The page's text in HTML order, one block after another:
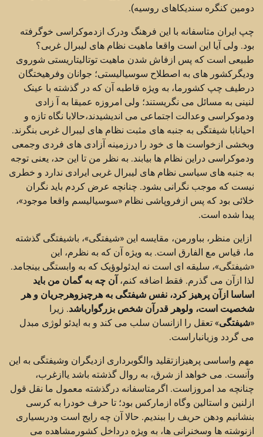
دومین کنگره سندیکاهای روسیه).
چپ ایران متاسفانه با این فرهنگ ودرک ازدموکراسی خوگرفته
بود. ولی آیا این است واقعا ماهیت نظام های لیبرال غربی؟
طبیعی است که پس ازفاش شدن ماهیت توتالیتاریستی شوروی
ودیگرکشور های به اصطلاح سوسیالیستی؛ جوانان وفرهیختگان
درطیف چپ کشورما، به ویژه قاطبه آن که در گذشته با عینک
لنینی به مسائل می نگریستند؛ ولی امروزه عمیقا به آ زادی
ودموکراسی وعدالت اجتماعی می اندیشیدند،حالابا نگاه تازه و
احیانابا شیفتگی به جنبه های مثبت نظام های لیبرال غربی بنگرند.
وبخشی ازخواست ها ی خود را درزمینه آزادی های فردی وجمعی
ودموکراسی دراین نظام ها بیابند. به نظر من تا این حد، یعنی توجه
به جنبه های سیاسی نظام های لیبرال غربی ایرادی ندارد و خطری
نیست که موجب نگرانی بشود. چنانچه عرض کردم باید نگران
خلائی بود که پس ازفروپاشی نظام «سوسیالیسم واقعا موجود»،
پیدا شده است.
ازاین منظر، بباورمن، مقایسه این «شیفتگی»، باشیفتگی گذشته
ما، قیاس مع الفارق است. به ویژه آن که به نظرم، این
«شیفتگی»، سلیقه ای است نه ایدئولوؤیک که به وابستگی بینجامد.
لذا ازآن می گذرم. فقط اضافه کنم، آن چه به گمان من باید
اساسا ازآن پرهیز کرد، نفس شیفتگی به هرچیزوهرجریان و هر
شخصیت است، ولوهر قدرآن شخص بزرگوارباشد. زیرا
«شیفتگی» تعقل را ازانسان سلب می کند و به ایدئو لوژی مبدل
می گردد وزیانباراست.
مهم واساسی پرهیزازتقلید والگوبرداری ازدیگران وشیفتگی به این
وآنست. می خواهد از شرق، به روال گذشته باشد یاازغرب،
چنانچه مد امروزاست. اگرمتاسفانه درگذشته معمول ما نقل قول
ازلنین و استالین وگاه ازمارکس بود؛ تا حرف خودرا به کرسی
بنشانیم ودهن حریف را ببندیم. حالا آن چه رایج است ودربسیاری
ازنوشته ها وسخنرانی ها، به ویژه درداخل کشورمشاهده می